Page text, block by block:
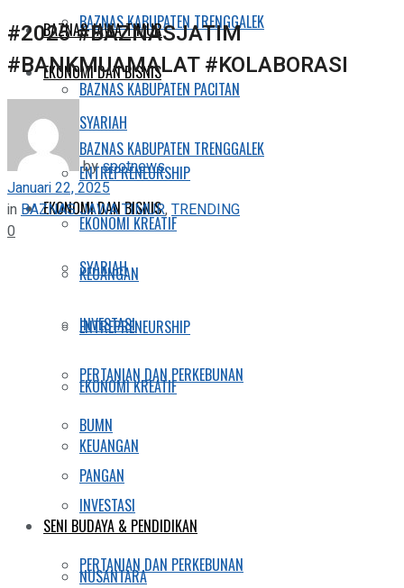
BAZNAS KABUPATEN TRENGGALEK
EKONOMI DAN BISNIS
SYARIAH
ENTREPRENEURSHIP
EKONOMI KREATIF
KEUANGAN
INVESTASI
PERTANIAN DAN PERKEBUNAN
BUMN
PANGAN
SENI BUDAYA & PENDIDIKAN
NUSANTARA
BAZNAS JAWA TIMUR
BAZNAS KABUPATEN PACITAN
BAZNAS KABUPATEN TRENGGALEK
EKONOMI DAN BISNIS
SYARIAH
ENTREPRENEURSHIP
EKONOMI KREATIF
KEUANGAN
INVESTASI
PERTANIAN DAN PERKEBUNAN
#2025 #BAZNASJATIM
#BANKMUAMALAT #KOLABORASI
byspotnews
Januari 22, 2025
in BAZNAS JAWA TIMUR,TRENDING
0